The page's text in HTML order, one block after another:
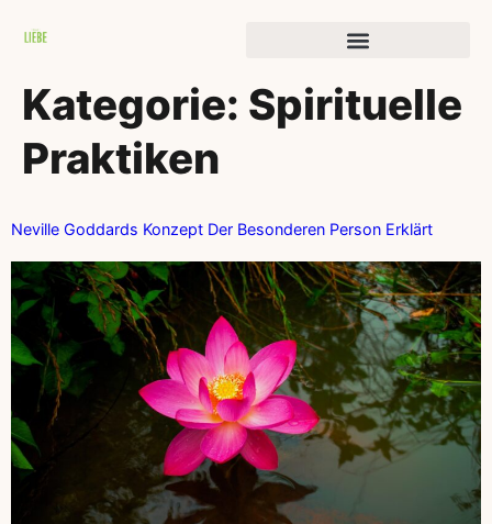
Kategorie: Spirituelle
Praktiken
Neville Goddards Konzept Der Besonderen Person Erklärt